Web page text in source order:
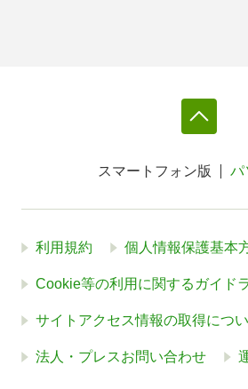
スマートフォン版 パ
利用規約 個人情報保護基本
Cookie等の利用に関するガイド
サイトアクセス情報の取得につ
法人・プレスお問い合わせ